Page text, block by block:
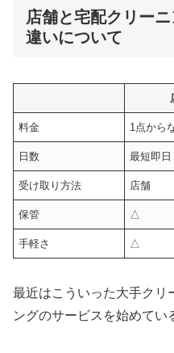
店舗と宅配クリー
違いについて
料金 1点から
日数 最短即日
受け取り方法 店舗
保管 △
手軽さ △
最近はこういった大手クリ
ングのサービスを始めてい